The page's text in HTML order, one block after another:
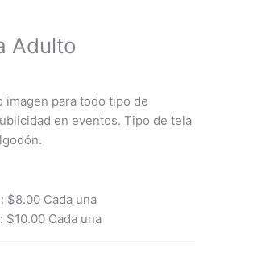
Adulto
imagen para todo tipo de
en eventos. Tipo de tela
$8.00 Cada una
Cada una